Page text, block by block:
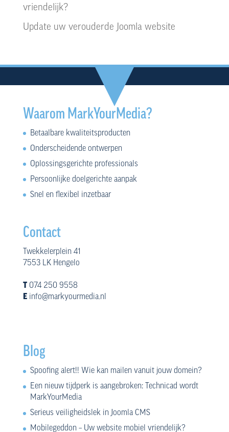
vriendelijk?
Update uw verouderde Joomla website
Waarom MarkYourMedia?
Betaalbare kwaliteitsproducten
Onderscheidende ontwerpen
Oplossingsgerichte professionals
Persoonlijke doelgerichte aanpak
Snel en flexibel inzetbaar
Contact
Twekkelerplein 41
7553 LK Hengelo
T074 250 9558
Einfo@markyourmedia.nl
Blog
Spoofing alert!! Wie kan mailen vanuit jouw domein?
Een nieuw tijdperk is aangebroken: Technicad wordt
MarkYourMedia
Serieus veiligheidslek in Joomla CMS
Mobilegeddon – Uw website mobiel vriendelijk?